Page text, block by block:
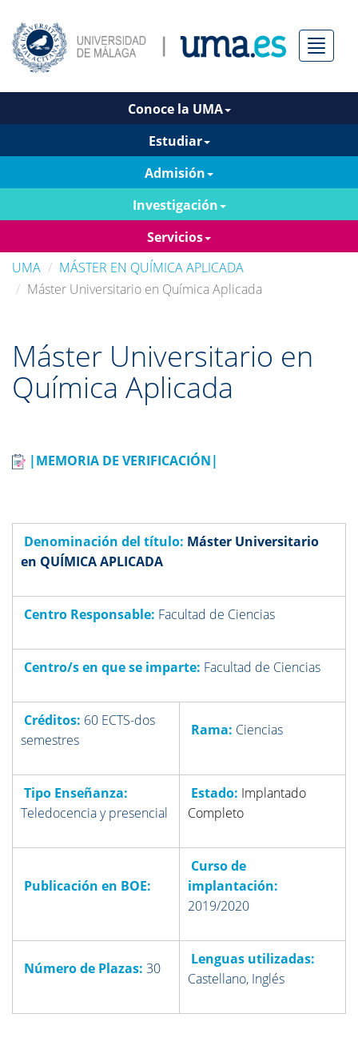
Menú
Conoce la UMA
Estudiar
Admisión
Investigación
Servicios
UMA
MÁSTER EN QUÍMICA APLICADA
Máster Universitario en Química Aplicada
Máster Universitario en
Química Aplicada
|MEMORIA DE VERIFICACIÓN|
Denominación del título: Máster Universitario
en QUÍMICA APLICADA
Centro Responsable: Facultad de Ciencias
Centro/s en que se imparte: Facultad de Ciencias
Créditos: 60 ECTS-dos
semestres
Rama: Ciencias
Tipo Enseñanza:
Teledocencia y presencial
Estado: Implantado
Completo
Publicación en BOE:
Curso de
implantación:
2019/2020
Número de Plazas: 30
Lenguas utilizadas:
Castellano, Inglés